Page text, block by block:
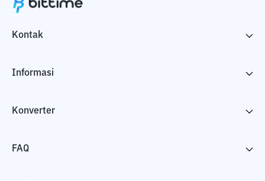
Kontak
Informasi
Konverter
FAQ